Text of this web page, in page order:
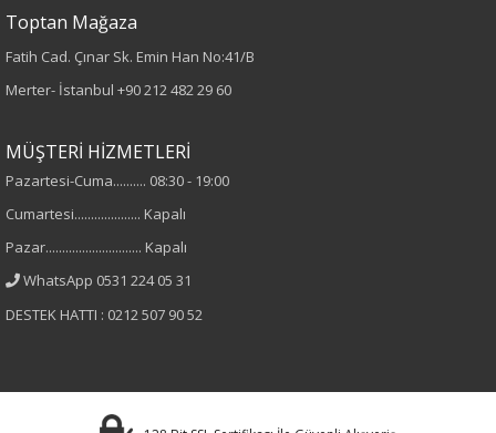
Düz
Kumaş
%100 Viskon
Yaka Tipi
Gömlek Yaka
Cinsiyet
Kol Tipi
Toptan Mağaza
Fatih Cad. Çınar Sk. Emin Han No:41/B
Merter- İstanbul +90 212 482 29 60
MÜŞTERİ HİZMETLERİ
Pazartesi-Cuma.......... 08:30 - 19:00
Cumartesi.................... Kapalı
Pazar............................. Kapalı
WhatsApp 0531 224 05 31
DESTEK HATTI : 0212 507 90 52